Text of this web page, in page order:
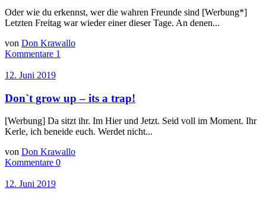
Oder wie du erkennst, wer die wahren Freunde sind [Werbung*]
Letzten Freitag war wieder einer dieser Tage. An denen...
von Don Krawallo
Kommentare 1
12. Juni 2019
Don`t grow up – its a trap!
[Werbung] Da sitzt ihr. Im Hier und Jetzt. Seid voll im Moment. Ihr
Kerle, ich beneide euch. Werdet nicht...
von Don Krawallo
Kommentare 0
12. Juni 2019